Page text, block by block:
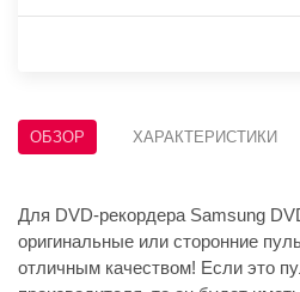
ОБЗОР ХАРАКТЕРИСТИКИ
Для DVD-рекордера Samsung
оригинальные или сторонние
отличным качеством! Если это